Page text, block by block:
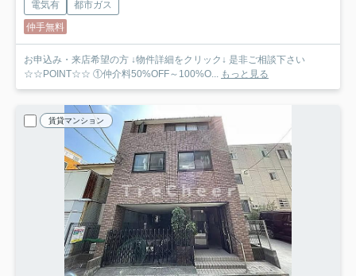
電気有
都市ガス
仲手無料
お申込み・来店希望の方 ↓物件詳細をクリック↓ 是非ご相談下さい
☆☆POINT☆☆ ①仲介料50%OFF～100%O... もっと見る
賃貸マンション